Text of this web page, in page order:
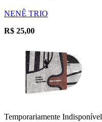
NENÊ TRIO
R$ 25,00
Temporariamente Indisponível